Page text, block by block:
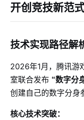
开创竞技新范
技术实现路径解
2026年1月，腾讯游
室联合发布 “数字分
创建自己的数字分身
核心技术突破：